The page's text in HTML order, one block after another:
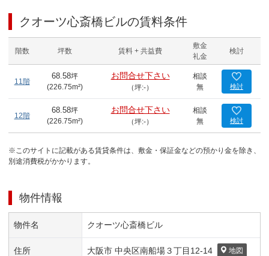
クオーツ心斎橋ビルの賃料条件
階数 坪数 賃料 + 共益費
敷金
礼金
検討
11階
68.58坪
(226.75m²)
お問合せ下さい
（坪:-）
相談
無
検討
12階
68.58坪
(226.75m²)
お問合せ下さい
（坪:-）
相談
無
検討
※このサイトに記載がある賃貸条件は、敷金・保証金などの預かり金を除き、
別途消費税がかかります。
物件情報
物件名 クオーツ心斎橋ビル
住所 大阪市 中央区南船場３丁目 12-14 地図